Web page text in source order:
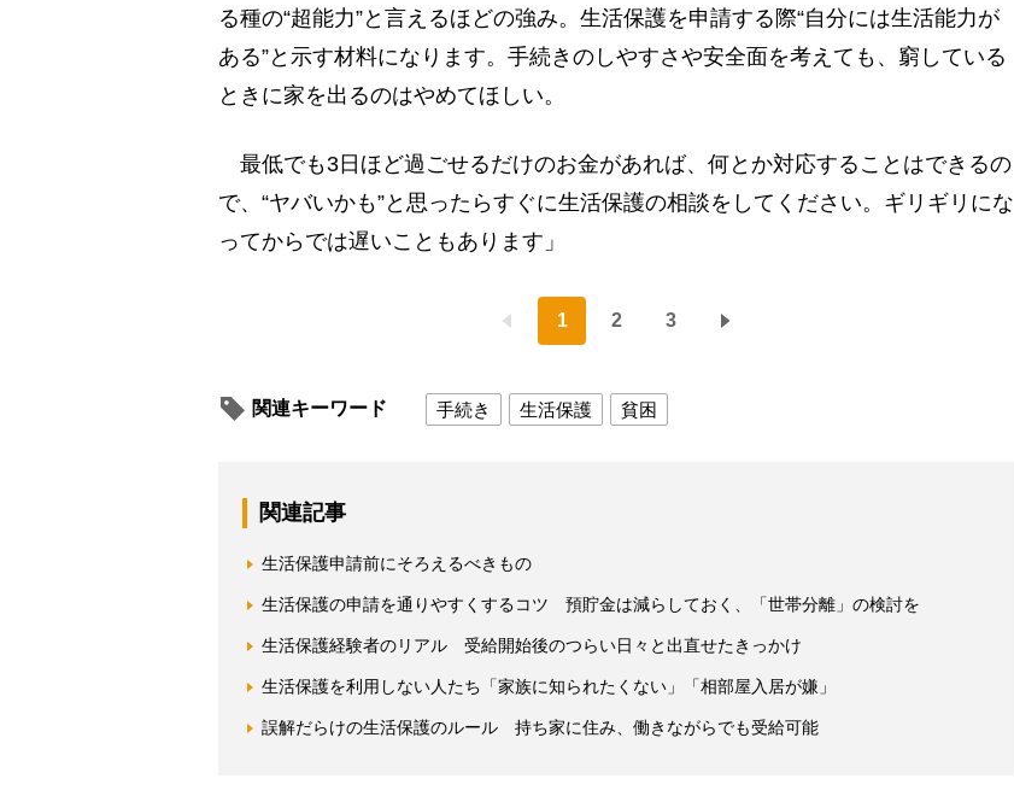
る種の“超能力”と言えるほどの強み。生活保護を申請する際“自分には生活能力が
ある”と示す材料になります。手続きのしやすさや安全面を考えても、窮している
ときに家を出るのはやめてほしい。
最低でも3日ほど過ごせるだけのお金があれば、何とか対応することはできるの
で、“ヤバいかも”と思ったらすぐに生活保護の相談をしてください。ギリギリにな
ってからでは遅いこともあります」
1 2 3
関連キーワード 手続き 生活保護 貧困
関連記事
生活保護申請前にそろえるべきもの
生活保護の申請を通りやすくするコツ 預貯金は減らしておく、「世帯分離」の検討を
生活保護経験者のリアル 受給開始後のつらい日々と出直せたきっかけ
生活保護を利用しない人たち「家族に知られたくない」「相部屋入居が嫌」
誤解だらけの生活保護のルール 持ち家に住み、働きながらでも受給可能